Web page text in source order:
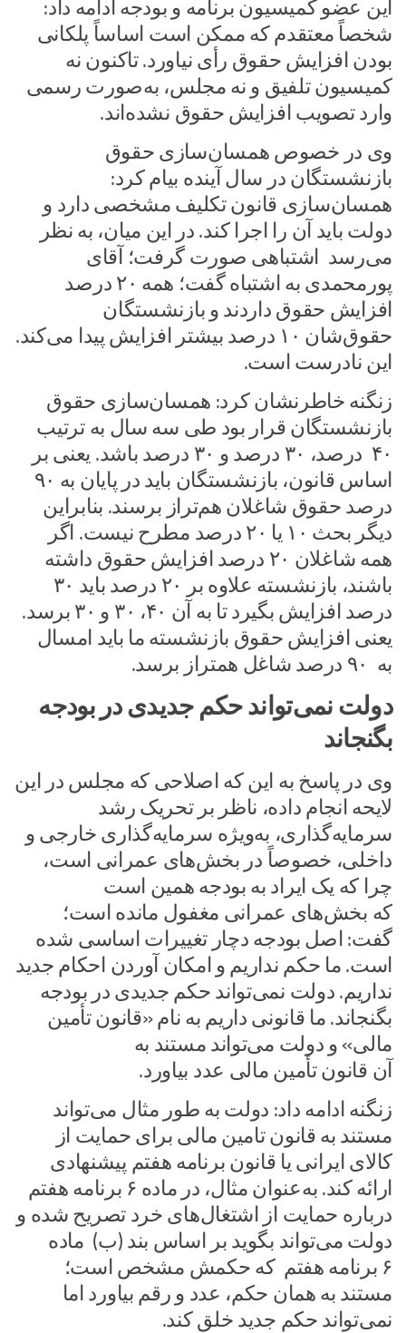
این عضو کمیسیون برنامه و بودجه ادامه داد:
شخصاً معتقدم که ممکن است اساساً پلکانی
بودن افزایش حقوق رأی نیاورد. تاکنون نه
کمیسیون تلفیق و نه مجلس، به‌صورت رسمی
وارد تصویب افزایش حقوق نشده‌اند.
وی در خصوص همسان‌سازی حقوق
بازنشستگان در سال آینده بیام کرد:
همسان‌سازی قانون تکلیف مشخصی دارد و
دولت باید آن را اجرا کند. در این میان، به نظر
می‌رسد اشتباهی صورت گرفت؛ آقای
پورمحمدی به اشتباه گفت؛ همه ۲۰ درصد
افزایش حقوق داردند و بازنشستگان
حقوق‌شان ۱۰ درصد بیشتر افزایش پیدا می‌کند.
این نادرست است.
زنگنه خاطرنشان کرد: همسان‌سازی حقوق
بازنشستگان قرار بود طی سه سال به ترتیب
۴۰ درصد، ۳۰ درصد و ۳۰ درصد باشد. یعنی بر
اساس قانون، بازنشستگان باید در پایان به ۹۰
درصد حقوق شاغلان هم‌تراز برسند. بنابراین
دیگر بحث ۱۰ یا ۲۰ درصد مطرح نیست. اگر
همه شاغلان ۲۰ درصد افزایش حقوق داشته
باشند، بازنشسته علاوه بر ۲۰ درصد باید ۳۰
درصد افزایش بگیرد تا به آن ۴۰، ۳۰ و ۳۰ برسد.
یعنی افزایش حقوق بازنشسته ما باید امسال
به ۹۰ درصد شاغل همتراز برسد.
دولت نمی‌تواند حکم جدیدی در بودجه
بگنجاند
وی در پاسخ به این که اصلاحی که مجلس در این
لایحه انجام داده، ناظر بر تحریک رشد
سرمایه‌گذاری، به‌ویژه سرمایه‌گذاری خارجی و
داخلی، خصوصاً در بخش‌های عمرانی است،
چرا که یک ایراد به بودجه همین است
که بخش‌های عمرانی مغفول مانده است؛
گفت: اصل بودجه دچار تغییرات اساسی شده
است. ما حکم نداریم و امکان آوردن احکام جدید
نداریم. دولت نمی‌تواند حکم جدیدی در بودجه
بگنجاند. ما قانونی داریم به نام «قانون تأمین
مالی» و دولت می‌تواند مستند به
آن قانون تأمین مالی عدد بیاورد.
زنگنه ادامه داد: دولت به طور مثال می‌تواند
مستند به قانون تامین مالی برای حمایت از
کالای ایرانی یا قانون برنامه هفتم پیشنهادی
ارائه کند. به‌عنوان مثال، در ماده ۶ برنامه هفتم
درباره حمایت از اشتغال‌های خرد تصریح شده و
دولت می‌تواند بگوید بر اساس بند (ب) ماده
۶ برنامه هفتم که حکمش مشخص است؛
مستند به همان حکم، عدد و رقم بیاورد اما
نمی‌تواند حکم جدید خلق کند.